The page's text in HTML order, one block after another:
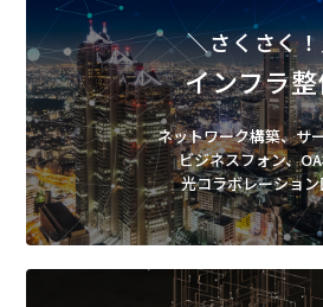
＼さくさく
インフラ
ネットワーク構築、サ
ビジネスフォン、
光コラボレーション